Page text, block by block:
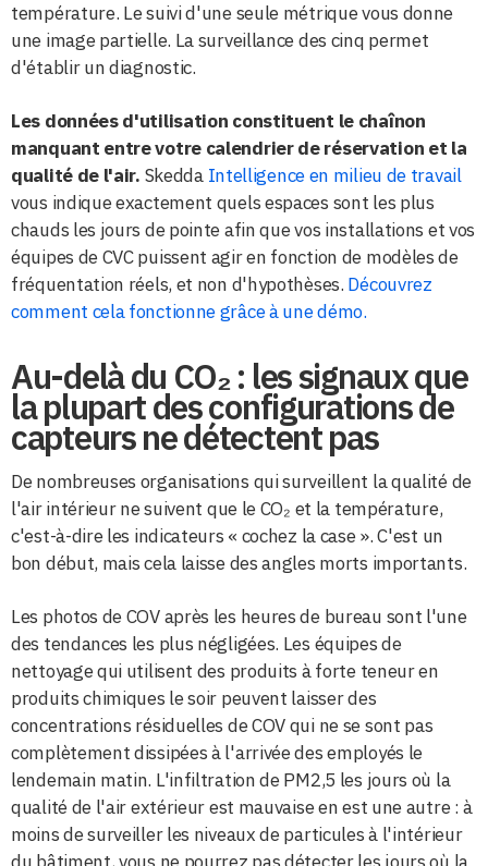
température. Le suivi d'une seule métrique vous donne
une image partielle. La surveillance des cinq permet
d'établir un diagnostic.
Les données d'utilisation constituent le chaînon
manquant entre votre calendrier de réservation et la
qualité de l'air. Skedda Intelligence en milieu de travail
vous indique exactement quels espaces sont les plus
chauds les jours de pointe afin que vos installations et vos
équipes de CVC puissent agir en fonction de modèles de
fréquentation réels, et non d'hypothèses. Découvrez
comment cela fonctionne grâce à une démo.
Au-delà du CO₂ : les signaux que
la plupart des configurations de
capteurs ne détectent pas
De nombreuses organisations qui surveillent la qualité de
l'air intérieur ne suivent que le CO₂ et la température,
c'est-à-dire les indicateurs « cochez la case ». C'est un
bon début, mais cela laisse des angles morts importants.
Les photos de COV après les heures de bureau sont l'une
des tendances les plus négligées. Les équipes de
nettoyage qui utilisent des produits à forte teneur en
produits chimiques le soir peuvent laisser des
concentrations résiduelles de COV qui ne se sont pas
complètement dissipées à l'arrivée des employés le
lendemain matin. L'infiltration de PM2,5 les jours où la
qualité de l'air extérieur est mauvaise en est une autre : à
moins de surveiller les niveaux de particules à l'intérieur